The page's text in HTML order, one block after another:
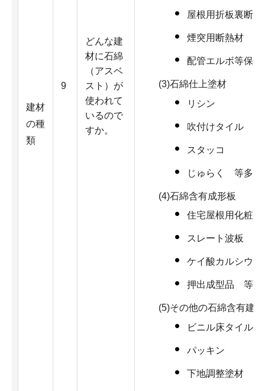
建材
の種
類
9
どんな建
材に石綿
（アスベ
スト）が
使われて
いるので
すか。
屋根用折板裏断熱
煙突用断熱材
配管エルボ等保温
(3)石綿仕上塗材
リシン
吹付けタイル
スタッコ
じゅらく 等多種
(4)石綿含有成形板
住宅屋根用化粧ス
スレート波板
ケイ酸カルシウ
押出成型品 等多
(5)その他の石綿含有建材
ビニル床タイル
パッキン
下地調整塗材